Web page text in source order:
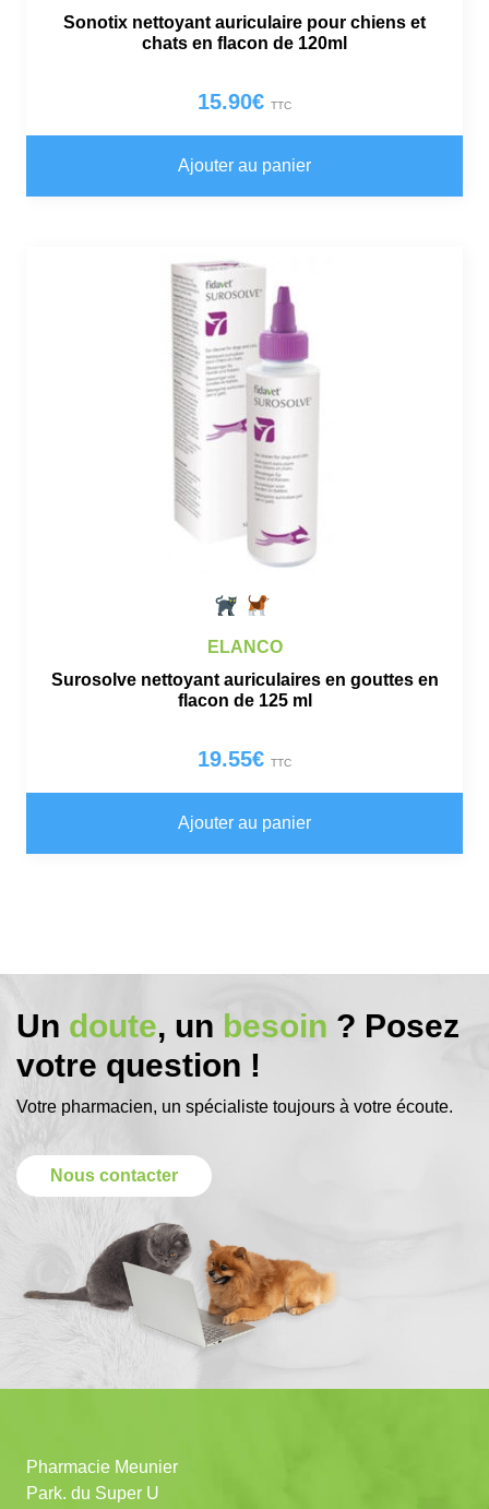
Sonotix nettoyant auriculaire pour chiens et
chats en flacon de 120ml
15.90€ TTC
Ajouter au panier
ELANCO
Surosolve nettoyant auriculaires en gouttes en
flacon de 125 ml
19.55€ TTC
Ajouter au panier
Un doute, un besoin ? Posez
votre question !
Votre pharmacien, un spécialiste toujours à votre écoute.
Nous contacter
Pharmacie Meunier
Park. du Super U